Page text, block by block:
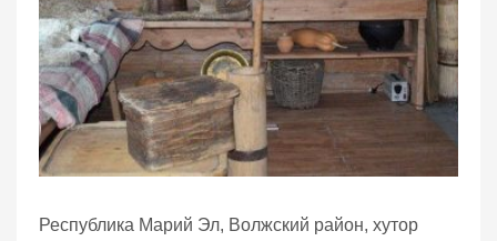
Республика Марий Эл, Волжский район, хутор